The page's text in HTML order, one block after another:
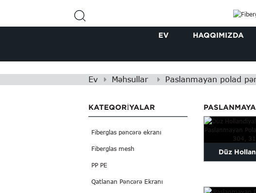
EV HAQQIMIZDA
Ev Məhsullar Paslanmayan polad
KATEQORIYALAR
Fiberglas pəncərə ekranı
Fiberglas mesh
PP PE
Qatlanan Pəncərə Ekranı
Düz
Polad Tel